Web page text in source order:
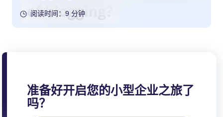
阅读时间：9 分钟
准备好开启您的小型企业之旅了
吗？